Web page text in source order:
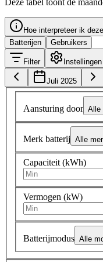
Hoe interpreteer ik
Batterijen
Gebruikers
Filter Instellingen
Juli 2025
Aansturing door Alle
Merk batterij Alle
Capaciteit (kWh)
Vermogen (kW)
Batterijmodus Alle